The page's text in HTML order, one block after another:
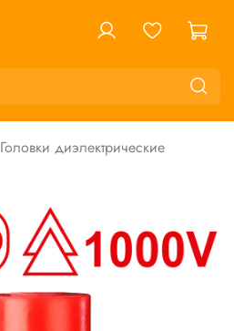
Головки диэлектрические